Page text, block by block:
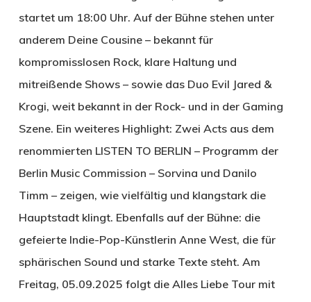
startet um 18:00 Uhr. Auf der Bühne stehen unter
anderem Deine Cousine – bekannt für
kompromisslosen Rock, klare Haltung und
mitreißende Shows – sowie das Duo Evil Jared &
Krogi, weit bekannt in der Rock- und in der Gaming
Szene. Ein weiteres Highlight: Zwei Acts aus dem
renommierten LISTEN TO BERLIN – Programm der
Berlin Music Commission – Sorvina und Danilo
Timm – zeigen, wie vielfältig und klangstark die
Hauptstadt klingt. Ebenfalls auf der Bühne: die
gefeierte Indie-Pop-Künstlerin Anne West, die für
sphärischen Sound und starke Texte steht. Am
Freitag, 05.09.2025 folgt die Alles Liebe Tour mit